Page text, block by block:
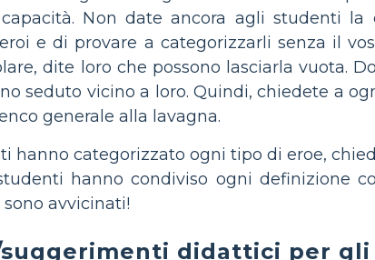
Non date ancora agli studenti la
e di provare a categorizzarli senza il
dite loro che possono lasciarla vuota.
seduto vicino a loro. Quindi, chiedete a
generale alla lavagna.
hanno categorizzato ogni tipo di eroe,
hanno condiviso ogni definizione
avvicinati!
didattici per